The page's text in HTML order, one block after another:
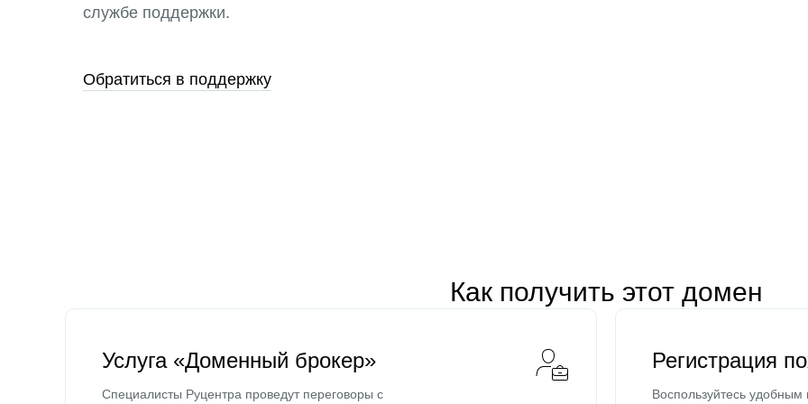
службе поддержки.
Обратиться в поддержку
Как получить этот домен
Услуга «Доменный брокер»
Специалисты Руцентра проведут переговоры с
Регистрация
Воспользуйтесь